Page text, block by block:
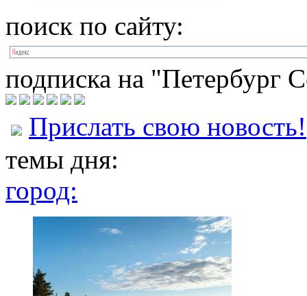
поиск по сайту:
подписка на "Петербург
Прислать свою новость!
темы дня:
город: